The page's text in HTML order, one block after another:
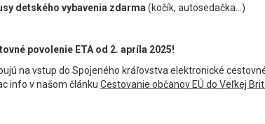
detského vybavenia zdarma (kočík, autosedačka...)
povolenie ETA od 2. apríla 2025!
na vstup do Spojeného kráľovstva elektronické
info v našom článku Cestovanie občanov EÚ do Veľkej